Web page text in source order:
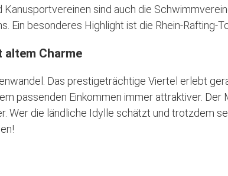
Kanusportvereinen sind auch die
Ein besonderes Highlight ist die Rhein-Rafting-
Charme
Das prestigeträchtige Viertel erlebt
passenden Einkommen immer attraktiver. Der
Wer die ländliche Idylle schätzt und trotzdem